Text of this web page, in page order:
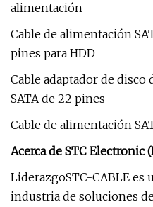
alimentación
Cable de alimentación
pines para HDD
Cable adaptador de disco
SATA de 22 pines
Cable de alimentación
Acerca de STC Electronic
LiderazgoSTC-CABLE
industria de soluciones